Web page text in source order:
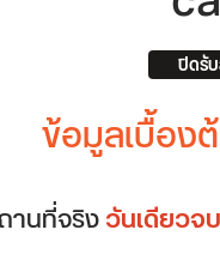
ปิดรั
ข้อมูลเบื้อง
านที่จริงวันเดียวจบ